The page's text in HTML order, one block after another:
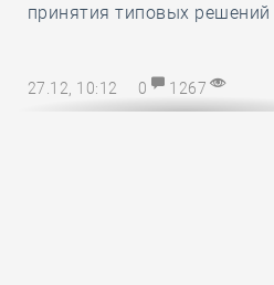
принятия типовых решений
27.12, 10:12 0 1267